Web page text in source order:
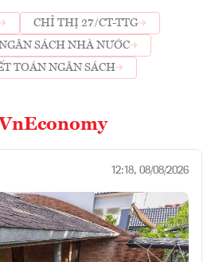
CHỈ THỊ 27/CT-TTG
SÁCH NHÀ NƯỚC
TOÁN NGÂN SÁCH
12:18, 08/08/2026